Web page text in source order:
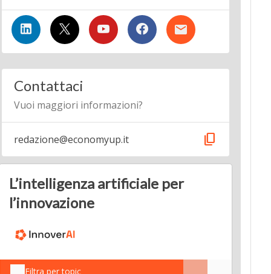
Contattaci
Vuoi maggiori informazioni?
redazione@economyup.it content_copy
L’intelligenza artificiale per
l’innovazione
Filtra per topic